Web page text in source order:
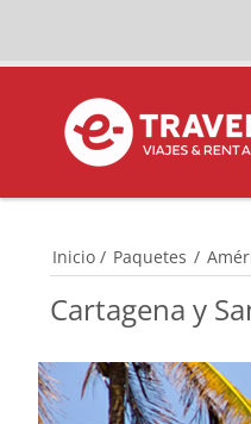
Inicio / Paquetes /
Cartagena y